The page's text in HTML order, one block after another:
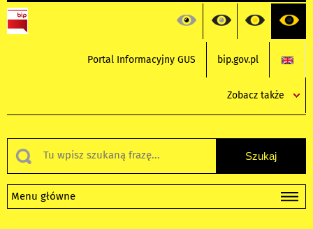
Portal Informacyjny GUS bip.gov.pl
Zobacz także
Menu główne